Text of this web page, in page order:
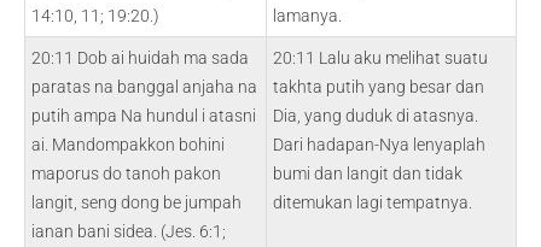
14:10, 11; 19:20.)
lamanya.
20:11 Dob ai huidah ma sada
paratas na banggal anjaha na
putih ampa Na hundul i atasni
ai. Mandompakkon bohini
maporus do tanoh pakon
langit, seng dong be jumpah
ianan bani sidea. (Jes. 6:1;
20:11 Lalu aku melihat suatu
takhta putih yang besar dan
Dia, yang duduk di atasnya.
Dari hadapan-Nya lenyaplah
bumi dan langit dan tidak
ditemukan lagi tempatnya.